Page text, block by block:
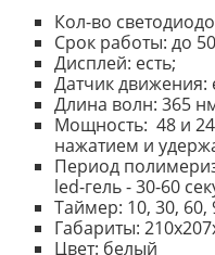
Кол-во
Срок работы: до
Дисплей: есть;
Датчик движения:
Длина волн: 365
Мощность: 48 и 24
нажатием и
Период
led-гель - 30-60
Таймер: 10, 30, 60,
Габариты:
Цвет: белый